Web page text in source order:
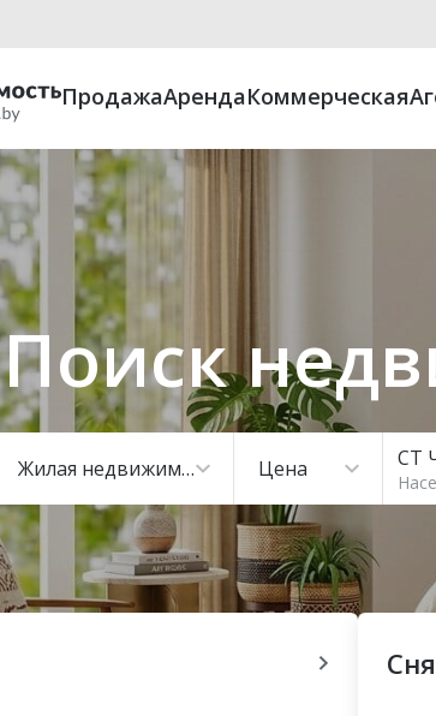
ПродажаАрендаКоммерческая
Поиск
Жилая недвижимость Цена СТ